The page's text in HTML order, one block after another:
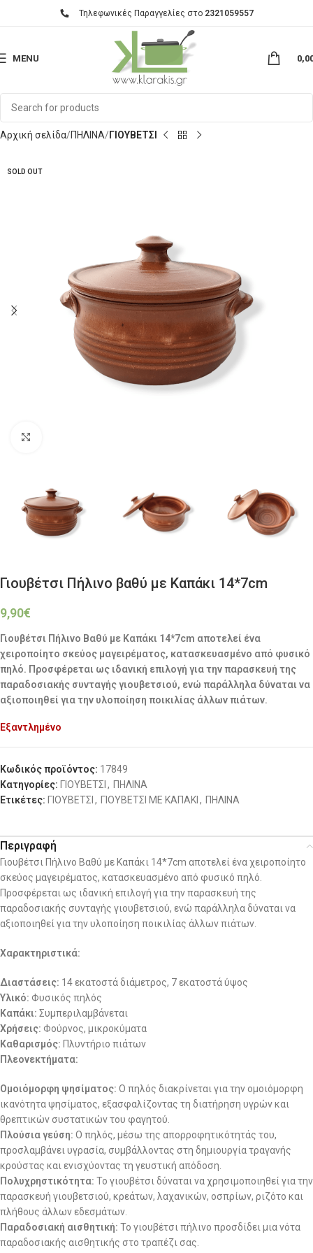
Τηλεφωνικές Παραγγελίες στο 2321059557
MENU
Αρχική σελίδα ΠΗΛΙΝΑ ΓΙΟΥΒΕΤΣΙ
SOLD OUT
Γιουβέτσι Πήλινο βαθύ με Καπάκι 14*7cm
9,90€
Γιουβέτσι Πήλινο Βαθύ με Καπάκι 14*7cm αποτελεί ένα
χειροποίητο σκεύος μαγειρέματος, κατασκευασμένο από φυσικό
πηλό. Προσφέρεται ως ιδανική επιλογή για την παρασκευή της
παραδοσιακής συνταγής γιουβετσιού, ενώ παράλληλα δύναται να
αξιοποιηθεί για την υλοποίηση ποικιλίας άλλων πιάτων.
Εξαντλημένο
Κωδικός προϊόντος: 17849
Κατηγορίες: ΓΙΟΥΒΕΤΣΙ , ΠΗΛΙΝΑ
Ετικέτες: ΓΙΟΥΒΕΤΣΙ , ΓΙΟΥΒΕΤΣΙ ΜΕ ΚΑΠΑΚΙ , ΠΗΛΙΝΑ
Περιγραφή
Γιουβέτσι Πήλινο Βαθύ με Καπάκι 14*7cm αποτελεί ένα χειροποίητο
σκεύος μαγειρέματος, κατασκευασμένο από φυσικό πηλό.
Προσφέρεται ως ιδανική επιλογή για την παρασκευή της
παραδοσιακής συνταγής γιουβετσιού, ενώ παράλληλα δύναται να
αξιοποιηθεί για την υλοποίηση ποικιλίας άλλων πιάτων.
Χαρακτηριστικά:
Διαστάσεις: 14 εκατοστά διάμετρος, 7 εκατοστά ύψος
Υλικό: Φυσικός πηλός
Καπάκι: Συμπεριλαμβάνεται
Χρήσεις: Φούρνος, μικροκύματα
Καθαρισμός: Πλυντήριο πιάτων
Πλεονεκτήματα:
Ομοιόμορφη ψησίματος: Ο πηλός διακρίνεται για την ομοιόμορφη
ικανότητα ψησίματος, εξασφαλίζοντας τη διατήρηση υγρών και
θρεπτικών συστατικών του φαγητού.
Πλούσια γεύση: Ο πηλός, μέσω της απορροφητικότητάς του,
προσλαμβάνει υγρασία, συμβάλλοντας στη δημιουργία τραγανής
κρούστας και ενισχύοντας τη γευστική απόδοση.
Πολυχρηστικότητα: Το γιουβέτσι δύναται να χρησιμοποιηθεί για την
παρασκευή γιουβετσιού, κρεάτων, λαχανικών, οσπρίων, ριζότο και
πλήθους άλλων εδεσμάτων.
Παραδοσιακή αισθητική: Το γιουβέτσι πήλινο προσδίδει μια νότα
παραδοσιακής αισθητικής στο τραπέζι σας.